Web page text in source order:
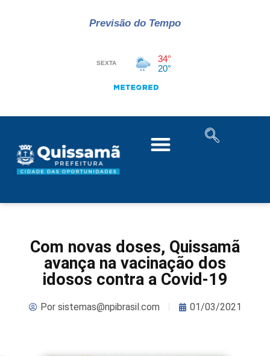
Previsão do Tempo
Com novas doses, Quissamã
avança na vacinação dos
idosos contra a Covid-19
Porsistemas@npibrasil.com 01/03/2021